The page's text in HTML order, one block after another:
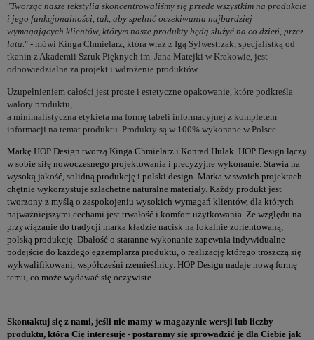
"Tworząc nasze tekstylia skoncentrowaliśmy się przede wszystkim na produkcie
i jego funkcjonalności, tak, aby spełnić oczekiwania najbardziej
wymagających klientów, którym nasze produkty będą służyć na co dzień, przez
lata." - mówi Kinga Chmielarz, która wraz z Igą Sylwestrzak, specjalistką od
tkanin z Akademii Sztuk Pięknych im. Jana Matejki w Krakowie, jest
odpowiedzialna za projekt i wdrożenie produktów.
Uzupełnieniem całości jest proste i estetyczne opakowanie, które podkreśla
walory produktu,
a minimalistyczna etykieta ma formę tabeli informacyjnej z kompletem
informacji na temat produktu. Produkty są w 100% wykonane w Polsce.
Markę HOP Design tworzą Kinga Chmielarz i Konrad Hulak. HOP Design łączy
w sobie siłę nowoczesnego projektowania i precyzyjne wykonanie. Stawia na
wysoką jakość, solidną produkcję i polski design. Marka w swoich projektach
chętnie wykorzystuje szlachetne naturalne materiały. Każdy produkt jest
tworzony z myślą o zaspokojeniu wysokich wymagań klientów, dla których
najważniejszymi cechami jest trwałość i komfort użytkowania. Ze względu na
przywiązanie do tradycji marka kładzie nacisk na lokalnie zorientowaną,
polską produkcję. Dbałość o staranne wykonanie zapewnia indywidualne
podejście do każdego egzemplarza produktu, o realizację którego troszczą się
wykwalifikowani, współcześni rzemieślnicy. HOP Design nadaje nową formę
temu, co może wydawać się oczywiste.
Skontaktuj się z nami, jeśli nie mamy w magazynie wersji lub liczby
produktu, która Cię interesuje - postaramy się sprowadzić je dla Ciebie jak